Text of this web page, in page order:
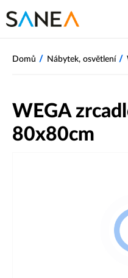
Domů / Nábytek, osvětlení /
WEGA
80x80cm